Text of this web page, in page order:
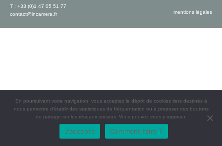
T : +33 (0)1 47 05 51 77
contact@incamera.fr
mentions légales
En poursuivant votre navigation, vous acceptez le dépôt de cookies tiers destinés à
nous permettre d’établir des statistiques de fréquentation ou à proposer des boutons
de partage sur les réseaux sociaux. Vous pouvez vous y opposer.
J'accepte Comment faire ?